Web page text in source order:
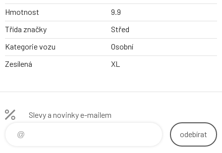
Hmotnost
9.9
Třída značky
Střed
Kategorie vozu
Osobní
Zesílená
XL
Slevy a novinky e-mailem
odebírat